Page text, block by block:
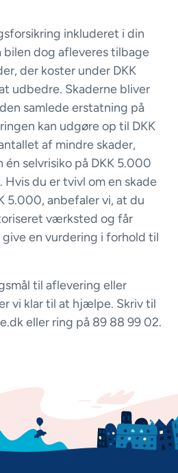
inkluderet i din
bilen dog afleveres tilbage
der koster under DKK
udbedre. Skaderne bliver
samlede erstatning på
kan udgøre op til DKK
af mindre skader,
selvrisiko på DKK 5.000
Hvis du er tvivl om en skade
5.000, anbefaler vi, at du
værksted og får
en vurdering i forhold til
til aflevering eller
vi klar til at hjælpe. Skriv til
eller ring på 89 88 99 02.